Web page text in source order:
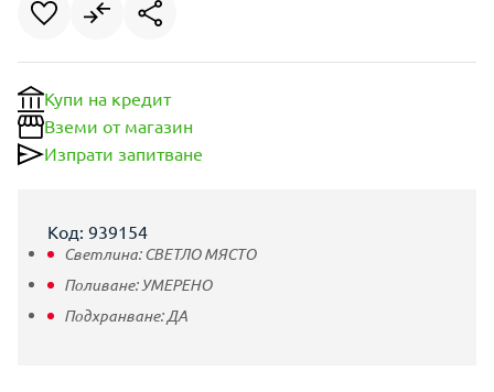
Купи на кредит
Вземи от магазин
Изпрати запитване
Код: 939154
Светлина:СВЕТЛО МЯСТО
Поливане:УМЕРЕНО
Подхранване:ДА